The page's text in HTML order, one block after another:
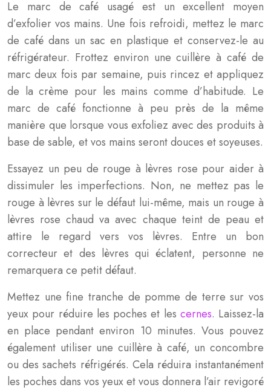
Le marc de café usagé est un excellent moyen
d’exfolier vos mains. Une fois refroidi, mettez le marc
de café dans un sac en plastique et conservez-le au
réfrigérateur. Frottez environ une cuillère à café de
marc deux fois par semaine, puis rincez et appliquez
de la crème pour les mains comme d’habitude. Le
marc de café fonctionne à peu près de la même
manière que lorsque vous exfoliez avec des produits à
base de sable, et vos mains seront douces et soyeuses.
Essayez un peu de rouge à lèvres rose pour aider à
dissimuler les imperfections. Non, ne mettez pas le
rouge à lèvres sur le défaut lui-même, mais un rouge à
lèvres rose chaud va avec chaque teint de peau et
attire le regard vers vos lèvres. Entre un bon
correcteur et des lèvres qui éclatent, personne ne
remarquera ce petit défaut.
Mettez une fine tranche de pomme de terre sur vos
yeux pour réduire les poches et les cernes. Laissez-la
en place pendant environ 10 minutes. Vous pouvez
également utiliser une cuillère à café, un concombre
ou des sachets réfrigérés. Cela réduira instantanément
les poches dans vos yeux et vous donnera l’air revigoré